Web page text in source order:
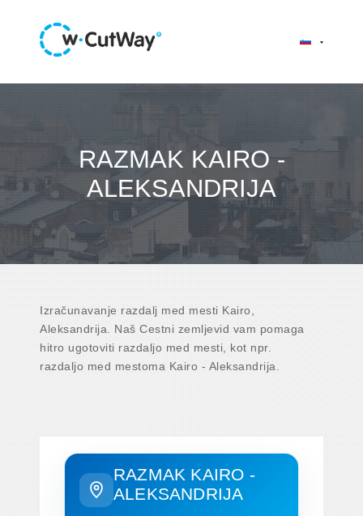
RAZMAK KAIRO -
ALEKSANDRIJA
Izračunavanje razdalj med mesti Kairo,
Aleksandrija. Naš Cestni zemljevid vam pomaga
hitro ugotoviti razdaljo med mesti, kot npr.
razdaljo med mestoma Kairo - Aleksandrija.
RAZMAK KAIRO -
ALEKSANDRIJA